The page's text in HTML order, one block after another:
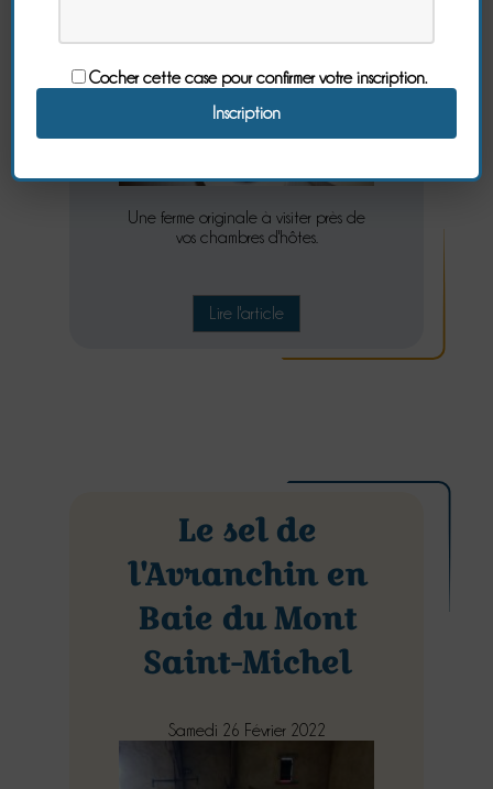
Une ferme originale à visiter près de
vos chambres d'hôtes.
Lire l'article
Le sel de
l'Avranchin en
Baie du Mont
Saint-Michel
Samedi 26 Février 2022
Cocher cette case pour confirmer votre inscription.